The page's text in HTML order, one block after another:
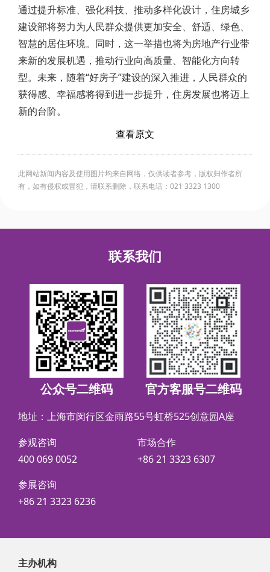
通过提升标准、强化科技、推动多样化设计，住房城乡
建设部将努力为人民群众提供更加安全、舒适、绿色、
智慧的居住环境。同时，这一举措也将为房地产行业带
来新的发展机遇，推动行业向高质量、智能化方向转
型。未来，随着“好房子”建设的深入推进，人民群众的
获得感、幸福感将得到进一步提升，住房发展也将迈上
新的台阶。
查看原文
此网站新闻内容及使用图片均来自网络，仅供读者参考，版权归作者所
有，如有侵权或冒犯，请联系删除，联系电话：021 3323 1300
联系我们
公众号二维码 官方客服号二维码
地址：上海市闵行区金雨路55号虹桥525创意园A座
参观咨询
400 069 0052
市场合作
+86 21 3323 6307
参展咨询
+86 21 3323 6236
主办机构